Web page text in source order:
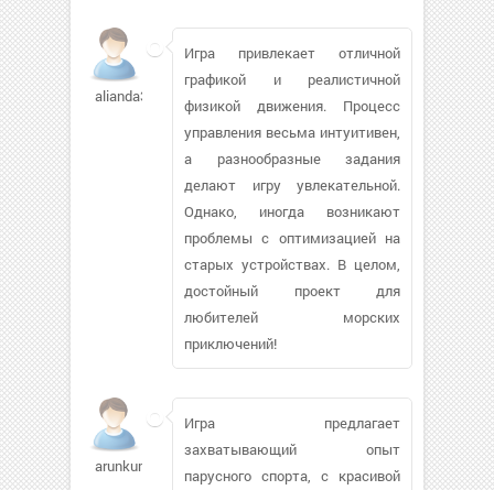
alianda30
Игра привлекает отличной
графикой и реалистичной
физикой движения. Процесс
управления весьма интуитивен,
а разнообразные задания
делают игру увлекательной.
Однако, иногда возникают
проблемы с оптимизацией на
старых устройствах. В целом,
достойный проект для
любителей морских
приключений!
arunkum960
Игра предлагает
захватывающий опыт
парусного спорта, с красивой